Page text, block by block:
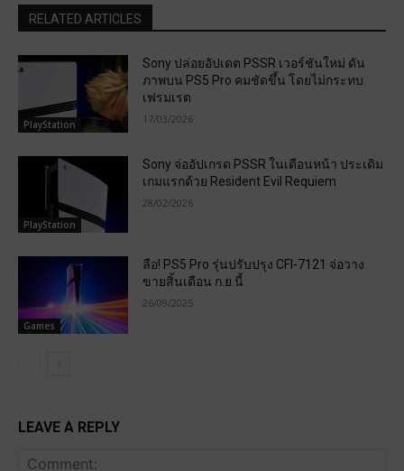
RELATED ARTICLES
PlayStation
Sony ปล่อยอัปเดต PSSR เวอร์ชันใหม่ ดัน
ภาพบน PS5 Pro คมชัดขึ้น โดยไม่กระทบ
เฟรมเรต
17/03/2026
PlayStation
Sony จ่ออัปเกรด PSSR ในเดือนหน้า ประเดิม
เกมแรกด้วย Resident Evil Requiem
28/02/2026
Games
ลือ! PS5 Pro รุ่นปรับปรุง CFI-7121 จ่อวาง
ขายสิ้นเดือน ก.ย.นี้
26/09/2025
LEAVE A REPLY